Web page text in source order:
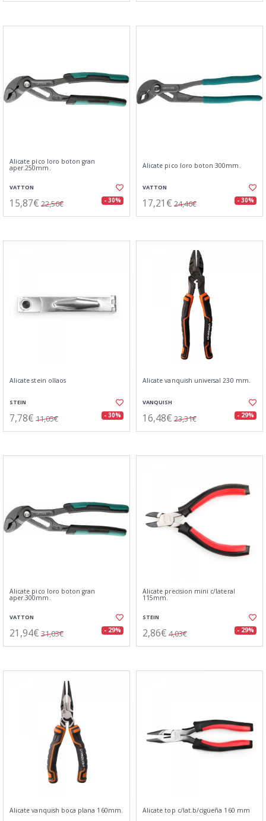
Alicate pico loro boton gran
aper.250mm.
VATTON
15,87€ 22,56€ - 30%
Alicate pico loro boton 300mm.
VATTON
17,21€ 24,46€ - 30%
Alicate stein ollaos
STEIN
7,78€ 11,05€ - 30%
Alicate vanquish universal 230 mm.
VANQUISH
16,48€ 23,31€ - 29%
Alicate pico loro boton gran
aper.300mm.
VATTON
21,94€ 31,03€ - 29%
Alicate precision mini c/lateral
115mm.
STEIN
2,86€ 4,03€ - 29%
Alicate vanquish boca plana 160mm. Alicate top c/lat.b/cigüeña 160 mm